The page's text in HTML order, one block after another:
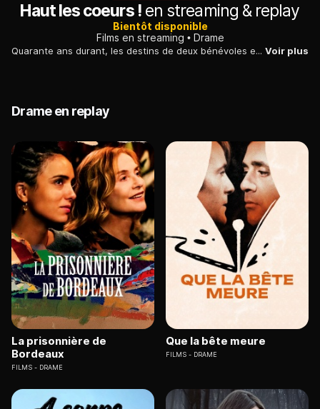
Haut les coeurs !en streaming & replay
Bientôt disponible
Films en streaming
Drame
Quarante ans durant, les destins de deux bénévoles et d'un musicien SDF s'entremêlent au sein d'une cantine solidaire, formant un triangle amoureux qui défie les années. Voir plus
Drame en replay
La prisonnière de
Bordeaux
FILMS DRAME
Que la bête meure
FILMS DRAME